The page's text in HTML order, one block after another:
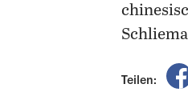
Teilen: